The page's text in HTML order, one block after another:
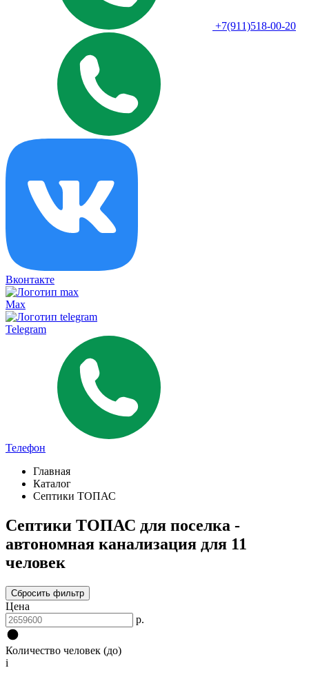
+7(911)518-00-20
Вконтакте
Max
Telegram
Телефон
Главная
Каталог
Септики ТОПАС
Септики ТОПАС для поселка -
автономная канализация для 11
человек
Сбросить фильтр
Цена
р.
Количество человек (до)
i